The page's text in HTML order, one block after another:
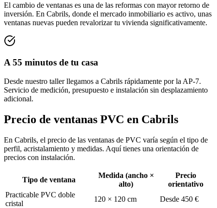
El cambio de ventanas es una de las reformas con mayor retorno de
inversión. En Cabrils, donde el mercado inmobiliario es activo, unas
ventanas nuevas pueden revalorizar tu vivienda significativamente.
A 55 minutos de tu casa
Desde nuestro taller llegamos a Cabrils rápidamente por la AP-7.
Servicio de medición, presupuesto e instalación sin desplazamiento
adicional.
Precio de ventanas PVC en Cabrils
En Cabrils, el precio de las ventanas de PVC varía según el tipo de
perfil, acristalamiento y medidas. Aquí tienes una orientación de
precios con instalación.
Tipo de ventana
Medida (ancho ×
alto)
Precio
orientativo
Practicable PVC doble
cristal
120 × 120 cm
Desde 450 €